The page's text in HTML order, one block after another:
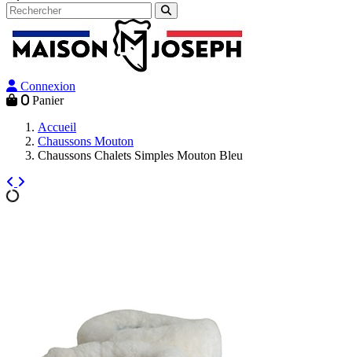
Connexion
0 Panier
Accueil
Chaussons Mouton
Chaussons Chalets Simples Mouton Bleu